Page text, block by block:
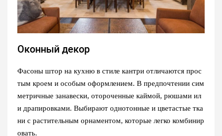
Оконный декор
Фасоны штор на кухню в стиле кантри отличаются прос
тым кроем и особым оформлением. В предпочтении сим
метричные занавески, отороченные каймой, рюшами ил
и драпировками. Выбирают однотонные и цветастые тка
ни с растительным орнаментом, которые легко комбинир
овать.